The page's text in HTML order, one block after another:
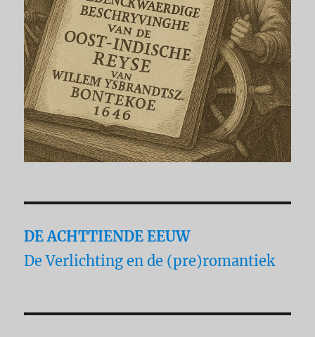
DE ACHTTIENDE EEUW
De Verlichting en de (pre)romantiek